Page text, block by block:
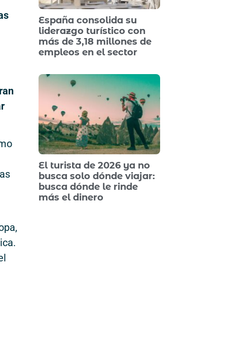
España consolida su
liderazgo turístico con
más de 3,18 millones de
empleos en el sector
El turista de 2026 ya no
busca solo dónde viajar:
busca dónde le rinde
más el dinero